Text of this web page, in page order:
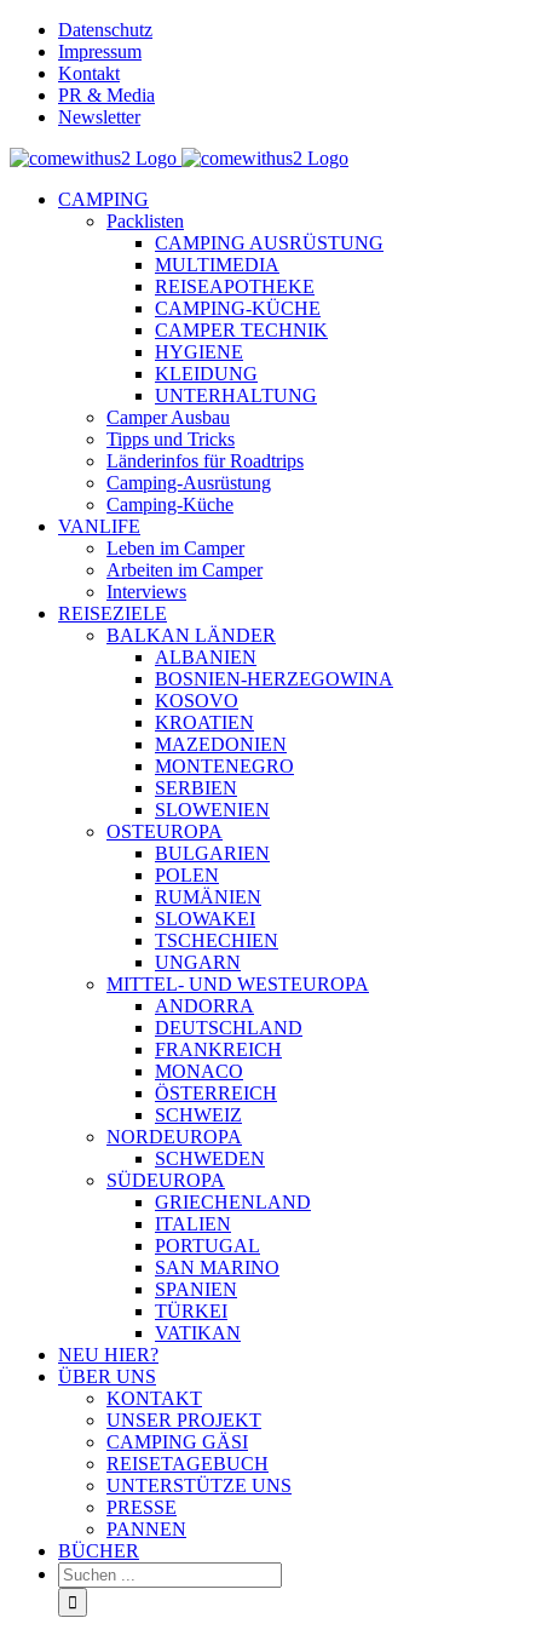
Skip
content
Datenschutz
Impressum
Kontakt
PR & Media
Newsletter
YouTube
Facebook
Twitter
Instagram
Pinterest
Email
CAMPING
Packlisten
CAMPING AUSRÜSTUNG
MULTIMEDIA
REISEAPOTHEKE
CAMPING-KÜCHE
CAMPER TECHNIK
HYGIENE
KLEIDUNG
UNTERHALTUNG
Camper Ausbau
Tipps und Tricks
Länderinfos für Roadtrips
Camping-Ausrüstung
Camping-Küche
VANLIFE
Leben im Camper
Arbeiten im Camper
Interviews
REISEZIELE
BALKAN LÄNDER
ALBANIEN
BOSNIEN-HERZEGOWINA
KOSOVO
KROATIEN
MAZEDONIEN
MONTENEGRO
SERBIEN
SLOWENIEN
OSTEUROPA
BULGARIEN
POLEN
RUMÄNIEN
SLOWAKEI
TSCHECHIEN
UNGARN
MITTEL- UND WESTEUROPA
ANDORRA
DEUTSCHLAND
FRANKREICH
MONACO
ÖSTERREICH
SCHWEIZ
NORDEUROPA
SCHWEDEN
SÜDEUROPA
GRIECHENLAND
ITALIEN
PORTUGAL
SAN MARINO
SPANIEN
TÜRKEI
VATIKAN
NEU HIER?
ÜBER UNS
KONTAKT
UNSER PROJEKT
CAMPING GÄSI
REISETAGEBUCH
UNTERSTÜTZE UNS
PRESSE
PANNEN
BÜCHER
Suche
nach: